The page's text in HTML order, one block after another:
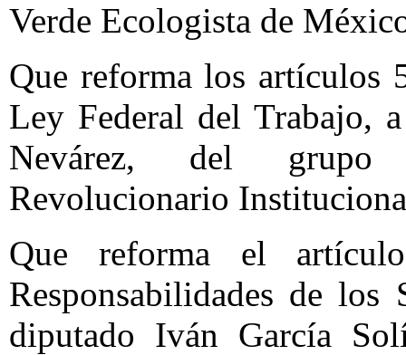
Verde Ecologista de
Que reforma los
Ley Federal del Trabajo,
Nevárez, del grupo
Revolucionario
Que reforma el
Responsabilidades de
diputado Iván García